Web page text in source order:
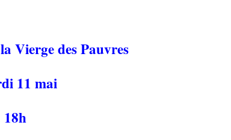
Vierge des Pauvres
11 mai
18h